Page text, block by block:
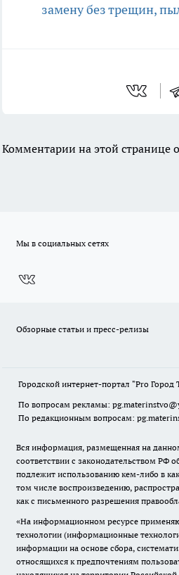
замену без трещин,
Комментарии на этой странице
Мы в социальных сетях
Обзорные статьи и пресс-релизы
Городской интернет-портал "Pro
По вопросам рекламы:
По редакционным вопросам:
Вся информация, размещенная на
соответствии с законодательством РФ
подлежит использованию кем-либо в
том числе воспроизведению,
как с письменного разрешения
«На информационном ресурсе
технологии (информационные
информации на основе сбора,
относящихся к предпочтениям